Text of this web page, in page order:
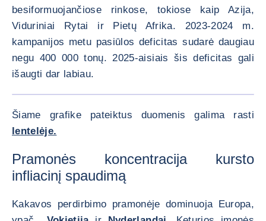
besiformuojančiose rinkose, tokiose kaip Azija,
Viduriniai Rytai ir Pietų Afrika. 2023-2024 m.
kampanijos metu pasiūlos deficitas sudarė daugiau
negu 400 000 tonų. 2025-aisiais šis deficitas gali
išaugti dar labiau.
<div class="ibexa_text-field" > Soft commodities prices gap </div>
Šiame grafike pateiktus duomenis galima rasti
lentelėje.
Pramonės koncentracija kursto
infliacinį spaudimą
Kakavos perdirbimo pramonėje dominuoja Europa,